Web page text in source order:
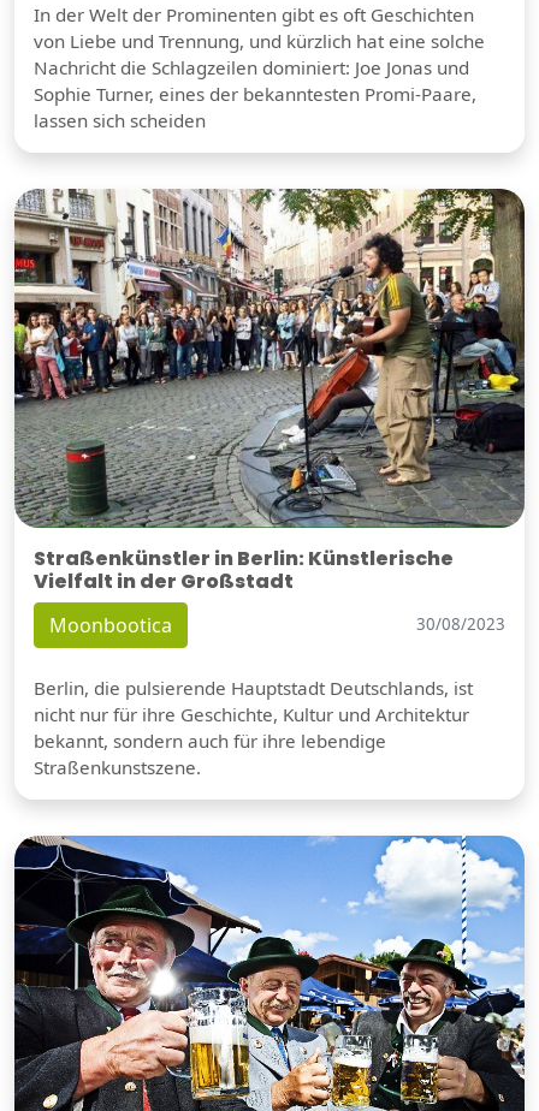
In der Welt der Prominenten gibt es oft Geschichten
von Liebe und Trennung, und kürzlich hat eine solche
Nachricht die Schlagzeilen dominiert: Joe Jonas und
Sophie Turner, eines der bekanntesten Promi-Paare,
lassen sich scheiden
Straßenkünstler in Berlin: Künstlerische
Vielfalt in der Großstadt
Moonbootica 30/08/2023
Berlin, die pulsierende Hauptstadt Deutschlands, ist
nicht nur für ihre Geschichte, Kultur und Architektur
bekannt, sondern auch für ihre lebendige
Straßenkunstszene.